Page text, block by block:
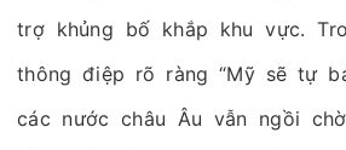
trợ khủng bố khắp khu vực.
thông điệp rõ ràng “Mỹ sẽ tự
các nước châu Âu vẫn ngồi